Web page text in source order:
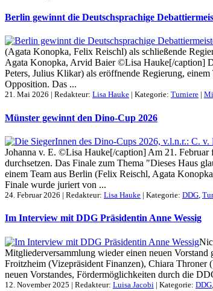
Berlin gewinnt die Deutschsprachige
(Agata Konopka, Felix Reischl) als schließende
Agata Konopka, Arvid Baier ©Lisa Hauke[/caption]
Peters, Julius Klikar) als eröffnende Regierung,
Opposition. Das ...
21. Mai 2026 | Redakteur: Lisa Hauke | Kategorie: Turniere |
Münster gewinnt den Dino-Cup 2026
Johanna v. E. ©Lisa Hauke[/caption] Am 21. Februar
durchsetzen. Das Finale zum Thema "Dieses Haus
einem Team aus Berlin (Felix Reischl, Agata
Finale wurde juriert von ...
24. Februar 2026 | Redakteur: Lisa Hauke | Kategorie: DDG
Im Interview mit DDG Präsidentin Anne Wessig
Mitgliederversammlung wieder einen neuen
Froitzheim (Vizepräsident Finanzen), Chiara
neuen Vorstandes, Fördermöglichkeiten durch die
12. November 2025 | Redakteur: Luisa Jacobi | Kategorie: DDG